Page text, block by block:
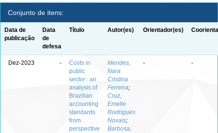
Conjunto de itens:
Data de
publicação
Data
de
defesa
Título Autor(es) Orientador(es)
Dez-2023 -
Costs in
public
sector : an
analysis of
Brazilian
accounting
standards
from
perspective
Mendes,
Nara
Cristina
Ferreira;
Cruz,
Emelle
Rodrigues
Novais;
Barbosa,
- -